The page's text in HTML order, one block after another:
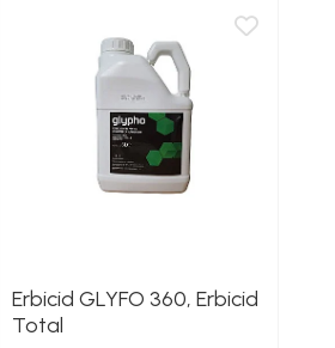
Erbicid GLYFO 360, Erbicid
Total